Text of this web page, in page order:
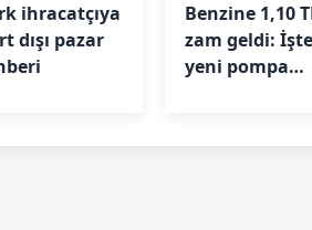
ihracatçıya
dışı pazar
Benzine 1,10
zam geldi: İşte
yeni pompa